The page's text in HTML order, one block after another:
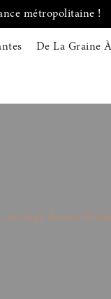
métropolitaine !
De La Graine
zuge dessen